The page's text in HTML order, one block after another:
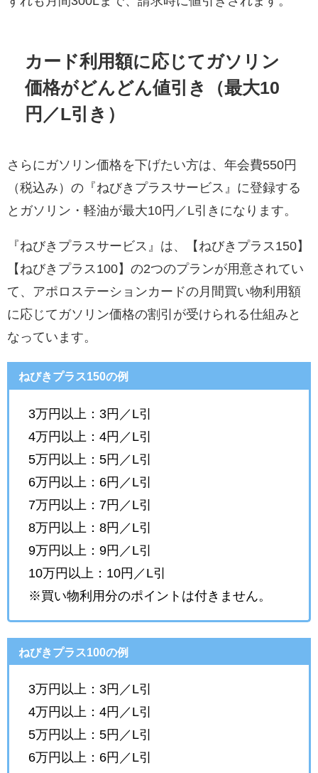
カード利用額に応じてガソリン
価格がどんどん値引き（最大10
円／L引き）
さらにガソリン価格を下げたい方は、年会費550円
（税込み）の『ねびきプラスサービス』に登録する
とガソリン・軽油が最大10円／L引きになります。
『ねびきプラスサービス』は、【ねびきプラス150】
【ねびきプラス100】の2つのプランが用意されてい
て、アポロステーションカードの月間買い物利用額
に応じてガソリン価格の割引が受けられる仕組みと
なっています。
ねびきプラス150の例
3万円以上：3円／L引
4万円以上：4円／L引
5万円以上：5円／L引
6万円以上：6円／L引
7万円以上：7円／L引
8万円以上：8円／L引
9万円以上：9円／L引
10万円以上：10円／L引
※買い物利用分のポイントは付きません。
ねびきプラス100の例
3万円以上：3円／L引
4万円以上：4円／L引
5万円以上：5円／L引
6万円以上：6円／L引